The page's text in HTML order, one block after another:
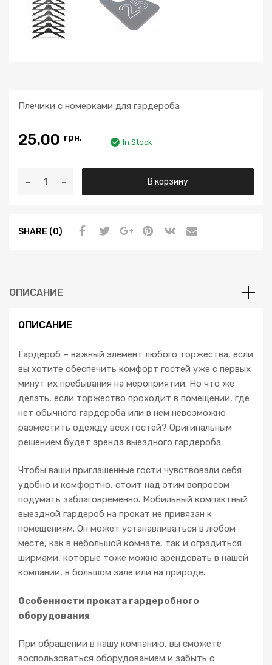
Плечики с номерками для гардероба
25.00 грн. In Stock
ч
в
П
е
ч
и
к
и
c
н
м
е
р
к
а
м
и
В корзину
SHARE (0)
ОПИСАНИЕ
ОПИСАНИЕ
Гардероб – важный элемент любого торжества, если
вы хотите обеспечить комфорт гостей уже с первых
минут их пребывания на мероприятии. Но что же
делать, если торжество проходит в помещении, где
нет обычного гардероба или в нем невозможно
разместить одежду всех гостей? Оригинальным
решением будет аренда выездного гардероба.
Чтобы ваши приглашенные гости чувствовали себя
удобно и комфортно, стоит над этим вопросом
подумать заблаговременно. Мобильный компактный
выездной гардероб на прокат не привязан к
помещениям. Он может устанавливаться в любом
месте, как в небольшой комнате, так и оградиться
ширмами, которые тоже можно арендовать в нашей
компании, в большом зале или на природе.
Особенности проката гардеробного
оборудования
При обращении в нашу компанию, вы сможете
воспользоваться оборудованием и забыть о